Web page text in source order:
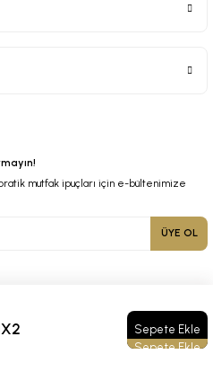
Sepete Ekle
mutfak ipuçları için e-bültenimize
ÜYE OL
SSL sertifikası ile korunmaktadır.